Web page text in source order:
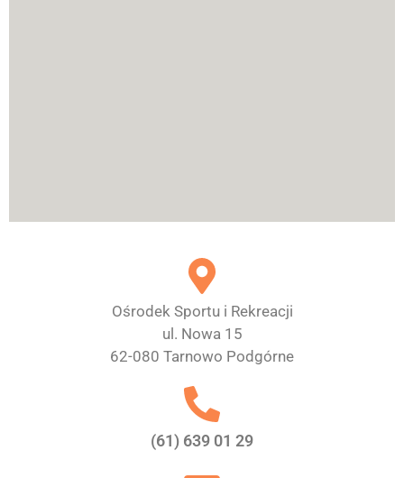
Ośrodek Sportu i Rekreacji
ul. Nowa 15
62-080 Tarnowo Podgórne
(61) 639 01 29